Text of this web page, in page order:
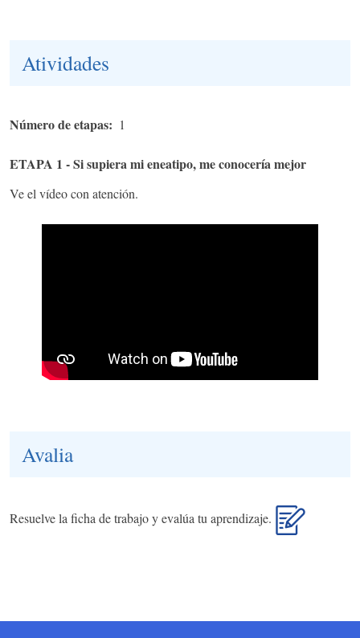
Atividades
Número de etapas 1
ETAPA 1 - Si supiera mi eneatipo, me conocería mejor
Ve el vídeo con atención.
Avalia
Resuelve la ficha de trabajo y evalúa tu aprendizaje.